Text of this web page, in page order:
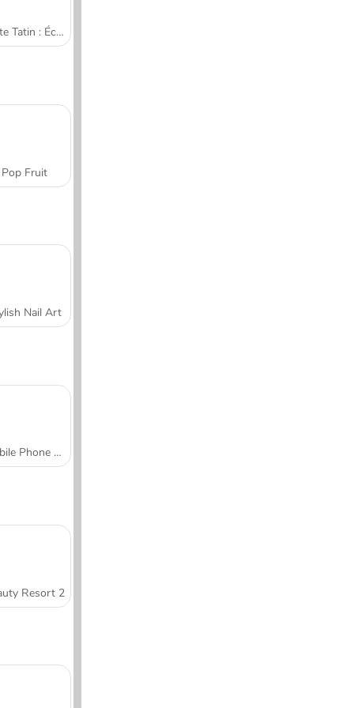
Tarte Tatin : École de cuisine de Sara
Pop Fruit
Nail Art
Mobile Phone Case Design & DIY
Resort 2